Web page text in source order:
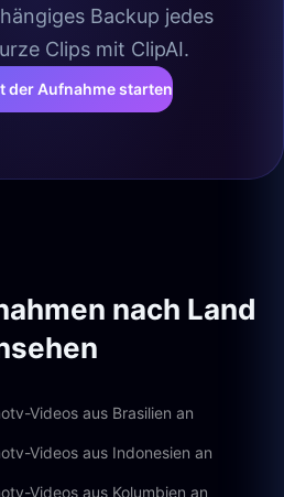
Backup jedes
Clips mit ClipAI.
der Aufnahme starten
nach Land
Videos aus Brasilien an
Videos aus Indonesien an
Videos aus Kolumbien an